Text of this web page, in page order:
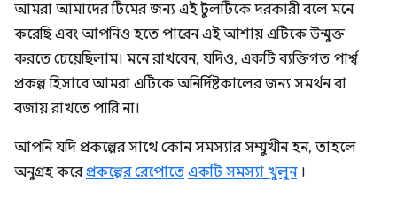
আমরা আমাদের টিমের জন্য এই টুলটিকে দরকারী বলে মনে
করেছি এবং আপনিও হতে পারেন এই আশায় এটিকে উন্মুক্ত
করতে চেয়েছিলাম। মনে রাখবেন, যদিও, একটি ব্যক্তিগত পার্শ্ব
প্রকল্প হিসাবে আমরা এটিকে অনির্দিষ্টকালের জন্য সমর্থন বা
বজায় রাখতে পারি না।
আপনি যদি প্রকল্পের সাথে কোন সমস্যার সম্মুখীন হন, তাহলে
অনুগ্রহ করেপ্রকল্পের রেপোতে একটি সমস্যা খুলুন।